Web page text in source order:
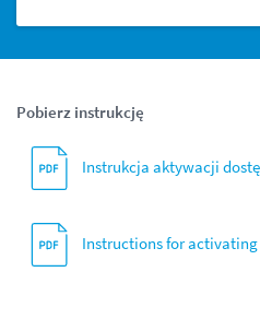
Pobierz instrukcję
Instrukcja aktywacji
Instructions for activating